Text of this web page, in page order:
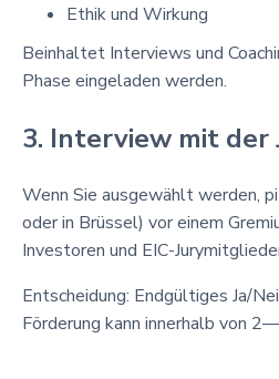
Ethik und Wirkung
Beinhaltet Interviews und
Phase eingeladen werden.
3. Interview mit der
Wenn Sie ausgewählt werden,
oder in Brüssel) vor einem
Investoren und EIC-
Entscheidung: Endgültiges Ja/
Förderung kann innerhalb von